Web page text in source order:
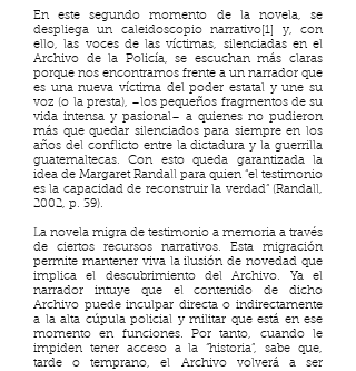
En este segundo momento de la novela, se
despliega un caleidoscopio narrativo[1] y, con
ello, las voces de las víctimas, silenciadas en el
Archivo de la Policía, se escuchan más claras
porque nos encontramos frente a un narrador que
es una nueva víctima del poder estatal y une su
voz (o la presta), –los pequeños fragmentos de su
vida intensa y pasional– a quienes no pudieron
más que quedar silenciados para siempre en los
años del conflicto entre la dictadura y la guerrilla
guatemaltecas. Con esto queda garantizada la
idea de Margaret Randall para quien “el testimonio
es la capacidad de reconstruir la verdad” (Randall,
2002, p. 39).
La novela migra de testimonio a memoria a través
de ciertos recursos narrativos. Esta migración
permite mantener viva la ilusión de novedad que
implica el descubrimiento del Archivo. Ya el
narrador intuye que el contenido de dicho
Archivo puede inculpar directa o indirectamente
a la alta cúpula policial y militar que está en ese
momento en funciones. Por tanto, cuando le
impiden tener acceso a la “historia”, sabe que,
tarde o temprano, el Archivo volverá a ser